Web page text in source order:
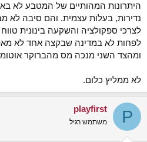
היתרונות המהותיים של המטבע לא
נדירות, בעלות עצמית. והם סיבה לא
לצרכי ספקולציה והשקעה בינונית
לפחות לא במדינה שבקצה אחד לא
ומהצד השני מנכה מס מהברוקר
לא ממליץ כלום.
P
playfirst
משתמש רגיל